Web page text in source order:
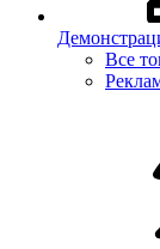
Все